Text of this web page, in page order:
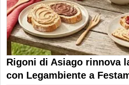
Rigoni di Asiago rinnova
con Legambiente a